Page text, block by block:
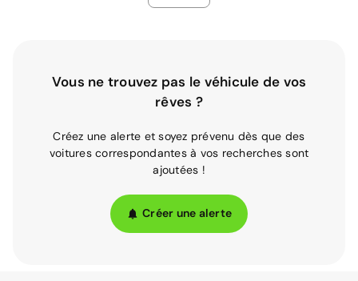
Vous ne trouvez pas le véhicule de vos
rêves ?
Créez une alerte et soyez prévenu dès que des
voitures correspondantes à vos recherches sont
ajoutées !
Créer une alerte